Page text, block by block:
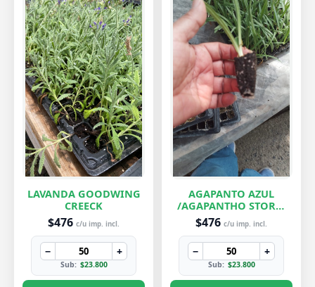
LAVANDA GOODWING
CREECK
$476 c/u imp. incl.
− +
Sub: $23.800
AGAPANTO AZUL
/AGAPANTHO STORM
CLOUD
$476 c/u imp. incl.
− +
Sub: $23.800